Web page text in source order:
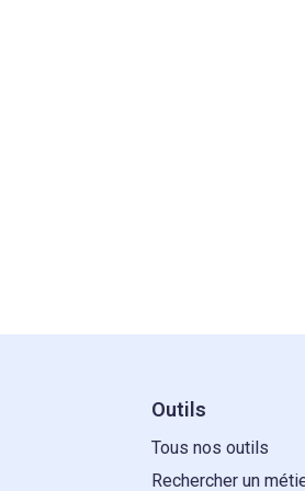
Outils
Tous nos outils
Rechercher un